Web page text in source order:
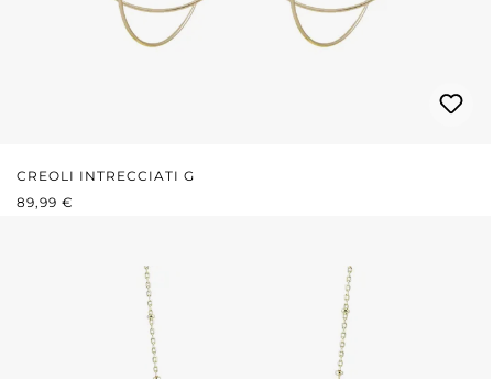
CREOLI INTRECCIATI G
PREZZO NORMALE:
89,99 €